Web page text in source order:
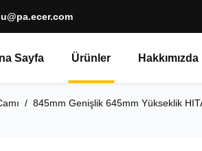
Sayfa Ürünler Hakkımızda
/ 845mm Genişlik 645mm Yükseklik